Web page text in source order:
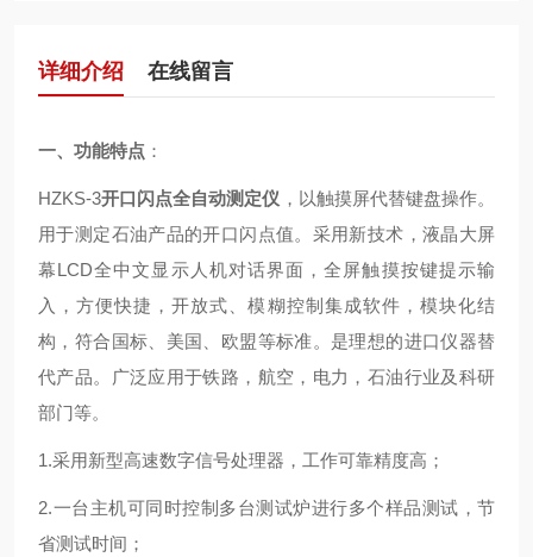
详细介绍 在线留言
一、功能特点 ：
HZKS-3开口闪点全自动测定仪 ，以触摸屏代替键盘操作。
用于测定石油产品的开口闪点值。采用新技术，液晶大屏
幕LCD全中文显示人机对话界面，全屏触摸按键提示输
入，方便快捷，开放式、模糊控制集成软件，模块化结
构，符合国标、美国、欧盟等标准。是理想的进口仪器替
代产品。广泛应用于铁路，航空，电力，石油行业及科研
部门等。
1.采用新型高速数字信号处理器，工作可靠精度高；
2.一台主机可同时控制多台测试炉进行多个样品测试，节
省测试时间；